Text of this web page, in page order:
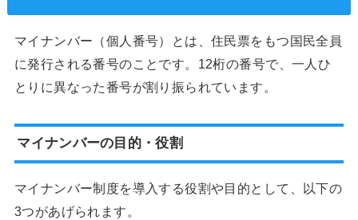
マイナンバー（個人番号）とは、住民票をもつ国民全員
に発行される番号のことです。12桁の番号で、一人ひ
とりに異なった番号が割り振られています。
マイナンバーの目的・役割
マイナンバー制度を導入する役割や目的として、以下の
3つがあげられます。